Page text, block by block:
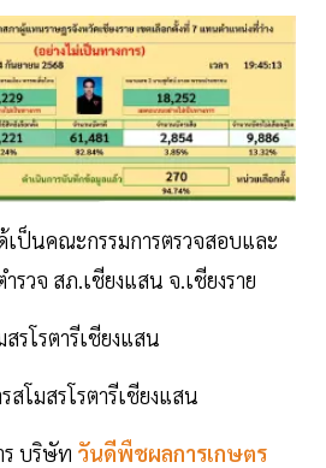
ป็นคณะกรรมการตรวจสอบและ
รวจ สภ.เชียงแสน จ.เชียงราย
รโรตารีเชียงแสน
โมสรโรตารีเชียงแสน
บริษัท วันดีพืชผลการเกษตร